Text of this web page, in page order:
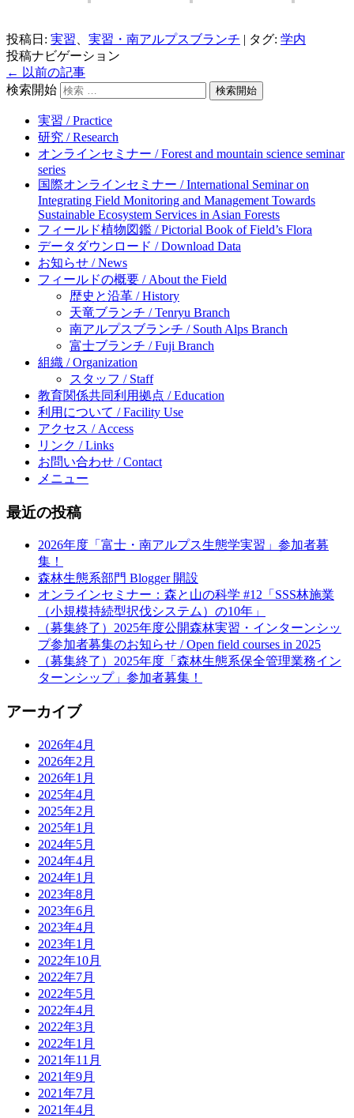
投稿日: 実習 実習・南アルプスブランチ | タグ: 学内
投稿ナビゲーション
← 以前の記事
検索開始
実習 / Practice
研究 / Research
オンラインセミナー / Forest and mountain science seminar
series
国際オンラインセミナー / International Seminar on
Integrating Field Monitoring and Management Towards
Sustainable Ecosystem Services in Asian Forests
フィールド植物図鑑 / Pictorial Book of Field’s Flora
データダウンロード / Download Data
お知らせ / News
フィールドの概要 / About the Field
歴史と沿革 / History
天竜ブランチ / Tenryu Branch
南アルプスブランチ / South Alps Branch
富士ブランチ / Fuji Branch
組織 / Organization
スタッフ / Staff
教育関係共同利用拠点 / Education
利用について / Facility Use
アクセス / Access
リンク / Links
お問い合わせ / Contact
メニュー
最近の投稿
2026年度「富士・南アルプス生態学実習」参加者募
集！
森林生態系部門 Blogger 開設
オンラインセミナー：森と山の科学 #12「SSS林施業
（小規模持続型択伐システム）の10年」
（募集終了）2025年度公開森林実習・インターンシッ
プ参加者募集のお知らせ / Open field courses in 2025
（募集終了）2025年度「森林生態系保全管理業務イン
ターンシップ」参加者募集！
アーカイブ
2026年4月
2026年2月
2026年1月
2025年4月
2025年2月
2025年1月
2024年5月
2024年4月
2024年1月
2023年8月
2023年6月
2023年4月
2023年1月
2022年10月
2022年7月
2022年5月
2022年4月
2022年3月
2022年1月
2021年11月
2021年9月
2021年7月
2021年4月